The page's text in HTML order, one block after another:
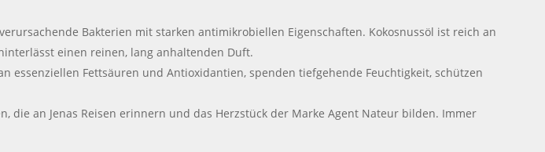
Bakterien mit starken antimikrobiellen Eigenschaften. Kokosnussöl ist reich an
einen reinen, lang anhaltenden Duft.
essenziellen Fettsäuren und Antioxidantien, spenden tiefgehende Feuchtigkeit, schützen
an Jenas Reisen erinnern und das Herzstück der Marke Agent Nateur bilden. Immer